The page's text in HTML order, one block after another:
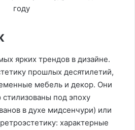
ярких трендов в дизайне.
прошлых десятилетий,
мебель и декор. Они
под эпоху
в духе мидсенчури) или
характерные